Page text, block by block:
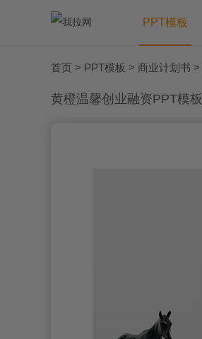
PPT模板
首页 > PPT模板 > 商业计划书 >
黄橙温馨创业融资PPT模板